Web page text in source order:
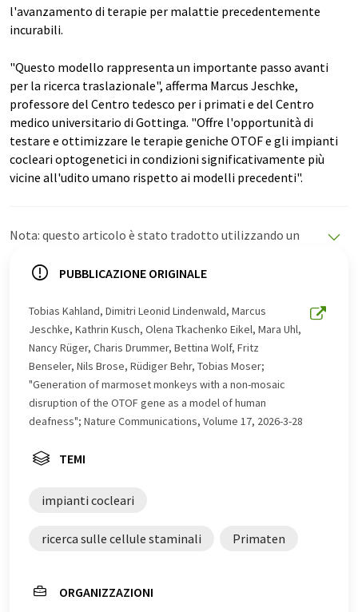
l'avanzamento di terapie per malattie precedentemente
incurabili.
"Questo modello rappresenta un importante passo avanti
per la ricerca traslazionale", afferma Marcus Jeschke,
professore del Centro tedesco per i primati e del Centro
medico universitario di Gottinga. "Offre l'opportunità di
testare e ottimizzare le terapie geniche OTOF e gli impianti
cocleari optogenetici in condizioni significativamente più
vicine all'udito umano rispetto ai modelli precedenti".
Nota: questo articolo è stato tradotto utilizzando un
offre queste traduzioni automatiche per presentare una
articolo è stato tradotto con traduzione automatica, è
possibile che contenga errori di vocabolario, sintassi o
grammatica. L'articolo originale in Inglese può essere
trovatoqui.
PUBBLICAZIONE ORIGINALE
Tobias Kahland, Dimitri Leonid Lindenwald, Marcus
Jeschke, Kathrin Kusch, Olena Tkachenko Eikel, Mara Uhl,
Nancy Rüger, Charis Drummer, Bettina Wolf, Fritz
Benseler, Nils Brose, Rüdiger Behr, Tobias Moser;
"Generation of marmoset monkeys with a non-mosaic
disruption of the OTOF gene as a model of human
deafness"; Nature Communications, Volume 17, 2026-3-28
TEMI
impianti cocleari
ricerca sulle cellule staminali Primaten
ORGANIZZAZIONI